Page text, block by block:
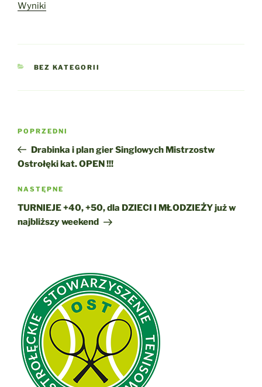
Wyniki
KATEGORIE
BEZ KATEGORII
Poprzedni
wpis
POPRZEDNI
Drabinka i plan gier Singlowych Mistrzostw
Ostrołęki kat. OPEN !!!
Następny
wpis
NASTĘPNE
TURNIEJE +40, +50, dla DZIECI I MŁODZIEŻY już w
najbliższy weekend